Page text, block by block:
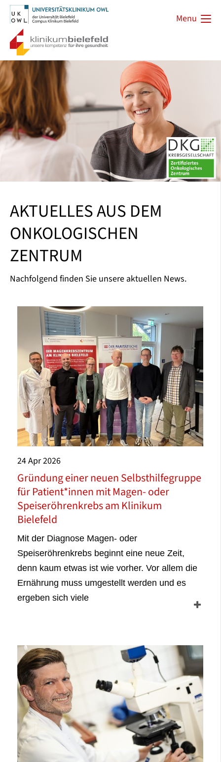
Menu
AKTUELLES AUS DEM
ONKOLOGISCHEN
ZENTRUM
Nachfolgend finden Sie unsere aktuellen News.
24Apr2026
Gründung einer neuen Selbsthilfegruppe
für Patient*innen mit Magen- oder
Speiseröhrenkrebs am Klinikum
Bielefeld
Mit der Diagnose Magen- oder
Speiseröhrenkrebs beginnt eine neue Zeit,
denn kaum etwas ist wie vorher. Vor allem die
Ernährung muss umgestellt werden und es
ergeben sich viele